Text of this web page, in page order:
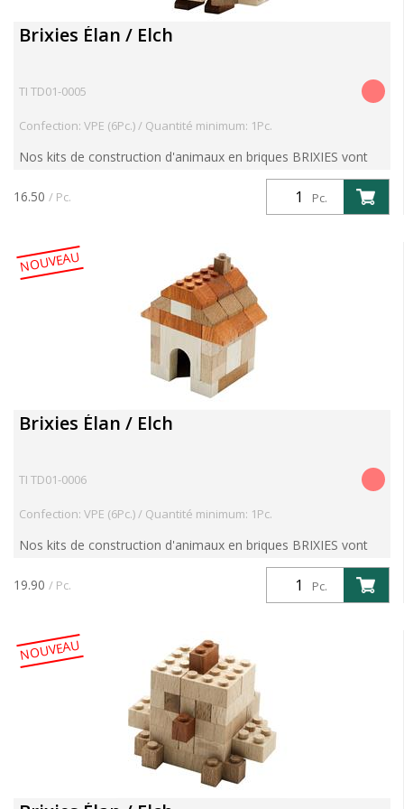
Brixies Élan / Elch
TI TD01-0005
Confection: VPE (6Pc.) / Quantité minimum: 1Pc.
Nos kits de construction d'animaux en briques BRIXIES vont
vous enthousiasmer. Avec le kit "Elan", explorez les forêts
d'Europe du Nord, d'Asie du Nord et d'Amérique du N...
Pc.
16.50 / Pc.
NOUVEAU
Brixies Élan / Elch
TI TD01-0006
Confection: VPE (6Pc.) / Quantité minimum: 1Pc.
Nos kits de construction d'animaux en briques BRIXIES vont
vous enthousiasmer. Avec le kit "Elan", explorez les forêts
d'Europe du Nord, d'Asie du Nord et d'Amérique du N...
Pc.
19.90 / Pc.
NOUVEAU